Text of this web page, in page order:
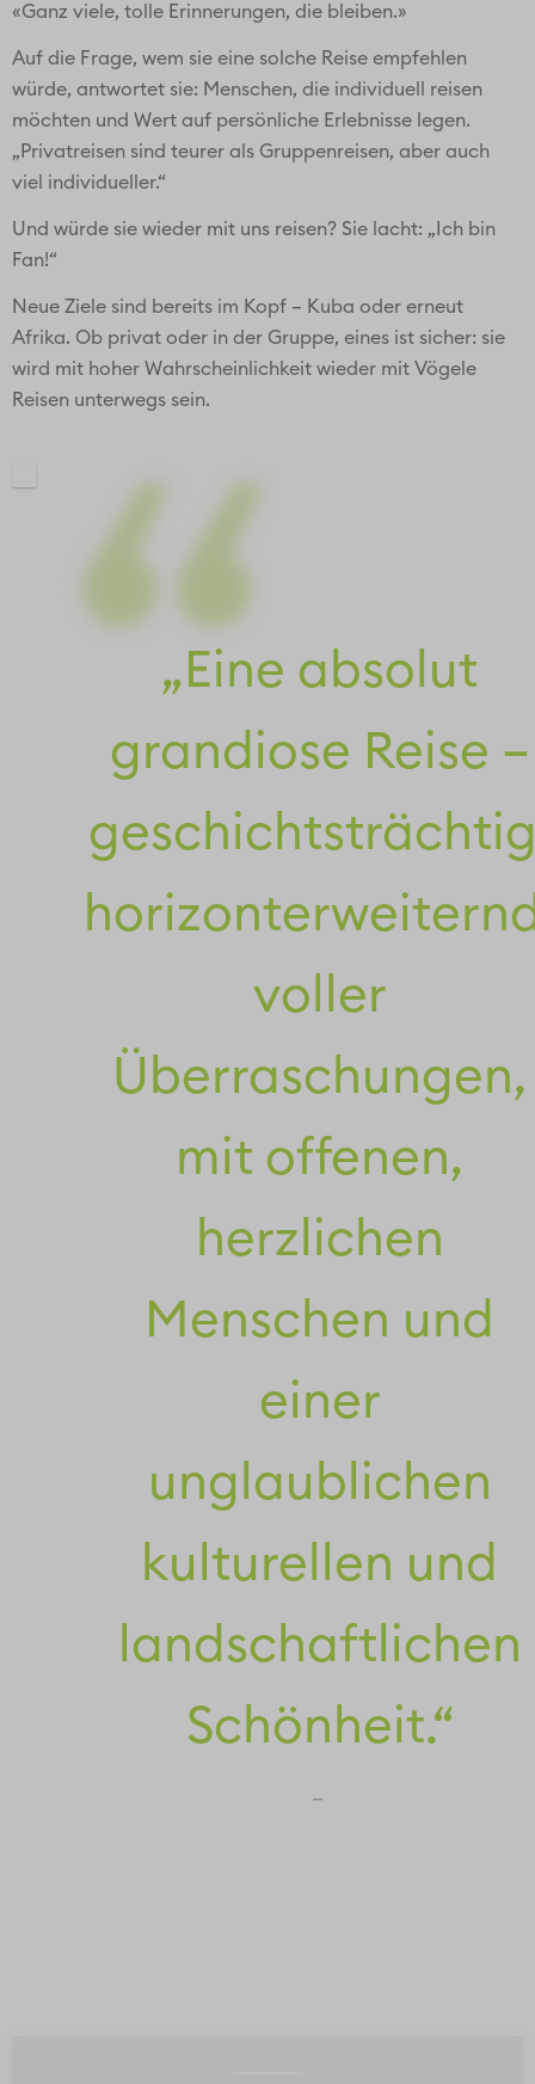
«Ganz viele, tolle Erinnerungen, die bleiben.»
Auf die Frage, wem sie eine solche Reise empfehlen
würde, antwortet sie: Menschen, die individuell reisen
möchten und Wert auf persönliche Erlebnisse legen.
„Privatreisen sind teurer als Gruppenreisen, aber auch
viel individueller.“
Und würde sie wieder mit uns reisen? Sie lacht: „Ich bin
Fan!“
Neue Ziele sind bereits im Kopf – Kuba oder erneut
Afrika. Ob privat oder in der Gruppe, eines ist sicher: sie
wird mit hoher Wahrscheinlichkeit wieder mit Vögele
Reisen unterwegs sein.
„Eine absolut
grandiose Reise –
voller
Überraschungen,
mit offenen,
herzlichen
Menschen und
einer
unglaublichen
kulturellen und
landschaftlichen
Schönheit.“